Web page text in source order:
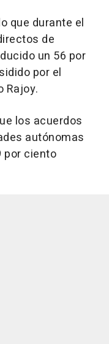
que durante el
de
un 56 por
por el
Rajoy.
los acuerdos
autónomas
por ciento